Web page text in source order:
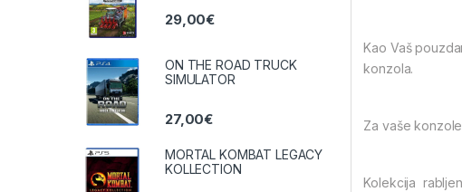
Kao Vaš
konzola.
Za vaše
Kolekcija
29,00€
ON THE ROAD TRUCK
SIMULATOR
27,00€
MORTAL KOMBAT LEGACY
KOLLECTION